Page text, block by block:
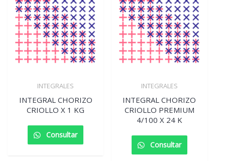
INTEGRALES
INTEGRAL CHORIZO
CRIOLLO X 1 KG
Consultar
INTEGRALES
INTEGRAL CHORIZO
CRIOLLO PREMIUM
4/100 X 24 K
Consultar